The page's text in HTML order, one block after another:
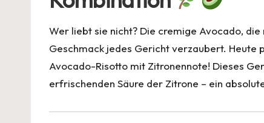
t
b
o
o
k
A
p
p
n
d
s
Wer liebt sie nicht? Die cremige Avocado,
Geschmack jedes Gericht verzaubert. Heute
Avocado-Risotto mit Zitronennote! Dieses
erfrischenden Säure der Zitrone – ein